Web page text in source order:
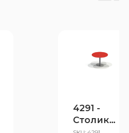
4291 -
Столик